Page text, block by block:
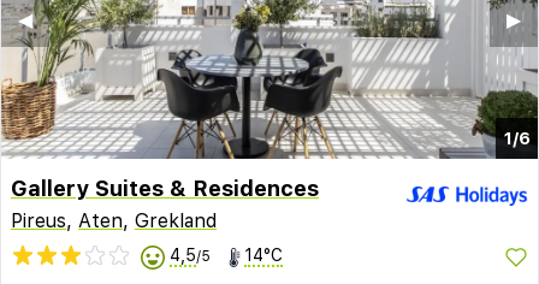
1/6
▶︎
◀︎
Gallery Suites & Residences
Pireus, Aten, Grekland
4,5/5 14°C